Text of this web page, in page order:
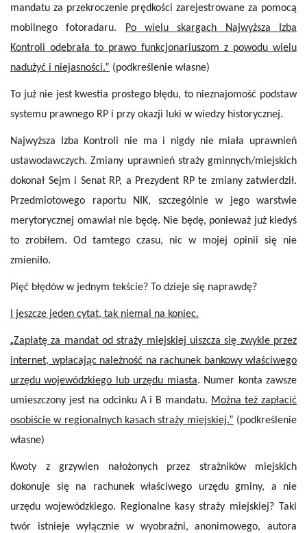
mandatu za przekroczenie prędkości zarejestrowane za pomocą
mobilnego fotoradaru.
Po wielu skargach Najwyższa Izba
Kontroli odebrała to prawo funkcjonariuszom z powodu wielu
nadużyć i niejasności.” (podkreślenie własne)
To już nie jest kwestia prostego błędu, to nieznajomość podstaw
systemu prawnego RP i przy okazji luki w wiedzy historycznej.
Najwyższa Izba Kontroli nie ma i nigdy nie miała uprawnień
ustawodawczych. Zmiany uprawnień straży gminnych/miejskich
dokonał Sejm i Senat RP, a Prezydent RP te zmiany zatwierdził.
Przedmiotowego raportu NIK, szczególnie w jego warstwie
merytorycznej omawiał nie będę. Nie będę, ponieważ już kiedyś
to zrobiłem. Od tamtego czasu, nic w mojej opinii się nie
zmieniło.
Pięć błędów w jednym tekście? To dzieje się naprawdę?
I jeszcze jeden cytat, tak niemal na koniec.
„Zapłatę za mandat od straży miejskiej uiszcza się zwykle przez
internet, wpłacając należność na rachunek bankowy właściwego
urzędu wojewódzkiego lub urzędu miasta. Numer konta zawsze
umieszczony jest na odcinku A i B mandatu. Można też zapłacić
osobiście w regionalnych kasach straży miejskiej.” (podkreślenie
własne)
Kwoty z grzywien nałożonych przez strażników miejskich
dokonuje się na rachunek właściwego urzędu gminy, a nie
urzędu wojewódzkiego. Regionalne kasy straży miejskiej? Taki
twór istnieje wyłącznie w wyobraźni, anonimowego, autora